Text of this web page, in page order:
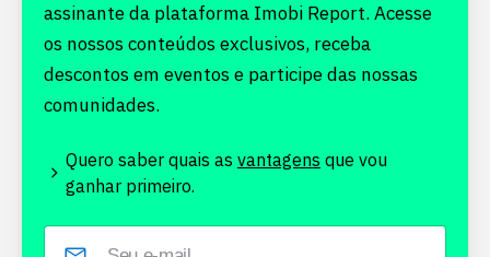
assinante da plataforma Imobi Report. Acesse
os nossos conteúdos exclusivos, receba
descontos em eventos e participe das nossas
comunidades.
Quero saber quais as vantagens que vou
ganhar primeiro.